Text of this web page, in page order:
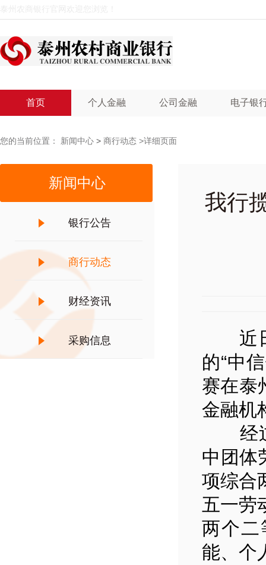
首页 个人金融 公司金融 电子银
新闻中心
银行公告
商行动态
财经资讯
采购信息
您的当前位置： 新闻中心 > 商行动态 >详细页面
我行
近日
的“中
赛在泰
金融机
经过
中团体
项综合
五一劳
两个二
能、个